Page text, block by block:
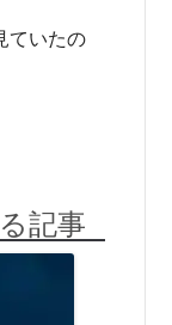
ていたの
記事